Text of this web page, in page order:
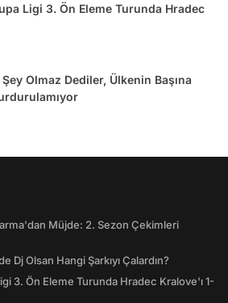
Ligi 3. Ön Eleme Turunda Hradec
Olmaz Dediler, Ülkenin Başına
Müjde: 2. Sezon Çekimleri
Dj Olsan Hangi Şarkıyı Çalardın?
3. Ön Eleme Turunda Hradec Kralove'ı 1-